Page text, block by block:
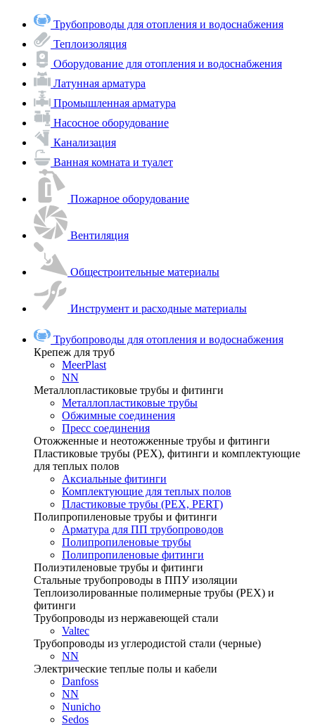
Трубопроводы для отопления и водоснабжения
Теплоизоляция
Оборудование для отопления и водоснабжения
Латунная арматура
Промышленная арматура
Насосное оборудование
Канализация
Ванная комната и туалет
Пожарное оборудование
Вентиляция
Общестроительные материалы
Инструмент и расходные материалы
Трубопроводы для отопления и водоснабжения
Крепеж для труб
MeerPlast
NN
Металлопластиковые трубы и фитинги
Металлопластиковые трубы
Обжимные соединения
Пресс соединения
Отожженные и неотожженные трубы и фитинги
Пластиковые трубы (РЕХ), фитинги и комплектующие
для теплых полов
Аксиальные фитинги
Комплектующие для теплых полов
Пластиковые трубы (РЕХ, PERT)
Полипропиленовые трубы и фитинги
Арматура для ПП трубопроводов
Полипропиленовые трубы
Полипропиленовые фитинги
Полиэтиленовые трубы и фитинги
Стальные трубопроводы в ППУ изоляции
Теплоизолированные полимерные трубы (РЕХ) и
фитинги
Трубопроводы из нержавеющей стали
Valtec
Трубопроводы из углеродистой стали (черные)
NN
Электрические теплые полы и кабели
Danfoss
NN
Nunicho
Sedos